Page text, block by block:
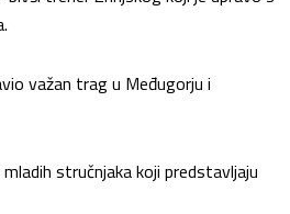
važan trag u Međugorju i
stručnjaka koji predstavljaju